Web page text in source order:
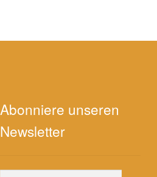
Abonniere unseren
Newsletter